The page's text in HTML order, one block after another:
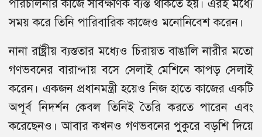
পরিচালনার কাজে সার্বক্ষণিক ব্যস্ত থাকতে হয়। এরই মধ্যে
সময় করে তিনি পারিবারিক কাজেও মনোনিবেশ করেন।
নানা রাষ্ট্রীয় ব্যস্ততার মধ্যেও চিরায়ত বাঙালি নারীর মতো
গণভবনের বারান্দায় বসে সেলাই মেশিনে কাপড় সেলাই
করেন। একজন প্রধানমন্ত্রী হয়েও নিজ হাতে কাজের একটি
অপূর্ব নিদর্শন কেবল তিনিই তৈরি করতে পারেন এবং
করেছেনও। আবার কখনও গণভবনের পুকুরে বড়শি দিয়ে